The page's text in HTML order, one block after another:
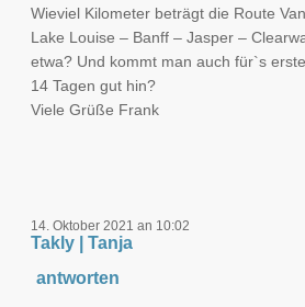
Wieviel Kilometer beträgt die Route
Lake Louise – Banff – Jasper –
etwa? Und kommt man auch für`s
14 Tagen gut hin?
Viele Grüße Frank
14. Oktober 2021 an 10:02
Takly | Tanja
antworten